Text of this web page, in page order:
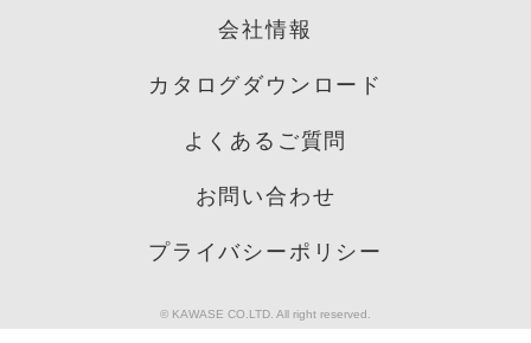
会社情報
カタログダウンロード
よくあるご質問
お問い合わせ
プライバシーポリシー
© KAWASE CO.LTD. All right reserved.